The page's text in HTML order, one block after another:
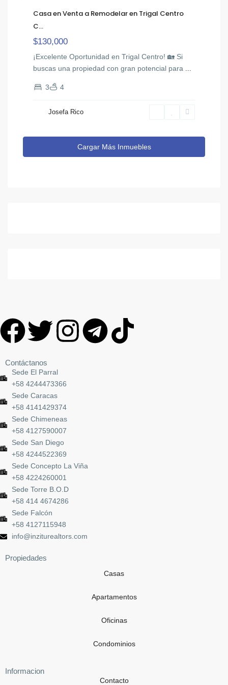
Casa en Venta a Remodelar en Trigal Centro
C...
$130,000
¡Excelente Oportunidad en Trigal Centro! 🏡 Si
buscas una propiedad con gran potencial para ...
3 4
Josefa Rico
Cargar Más Inmuebles
Contáctanos
Sede El Parral
+58 4244473366
Sede Caracas
+58 4141429374
Sede Chimeneas
+58 4127590007
Sede San Diego
+58 4244522369
Sede Concepto La Viña
+58 4224260001
Sede Torre B.O.D
+58 414 4674286
Sede Falcón
+58 4127115948
info@inziturealtors.com
Propiedades
Casas
Apartamentos
Oficinas
Condominios
Informacion
Contacto